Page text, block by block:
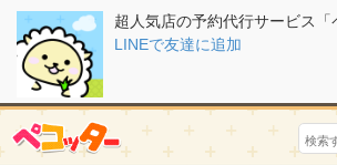
超人気店の予約代行サービス「
LINEで友達に追加